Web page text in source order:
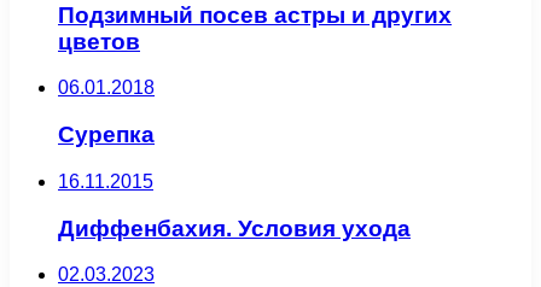
Подзимный посев астры и других
цветов
06.01.2018
Сурепка
16.11.2015
Диффенбахия. Условия ухода
02.03.2023